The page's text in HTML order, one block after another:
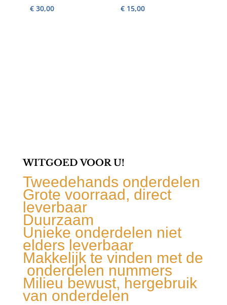
€30,00 €15,00
WITGOED VOOR U!
Tweedehands onderdelen
Grote voorraad, direct
leverbaar
Duurzaam
Unieke onderdelen niet
elders leverbaar
Makkelijk te vinden met de
onderdelen nummers
Milieu bewust, hergebruik
van onderdelen